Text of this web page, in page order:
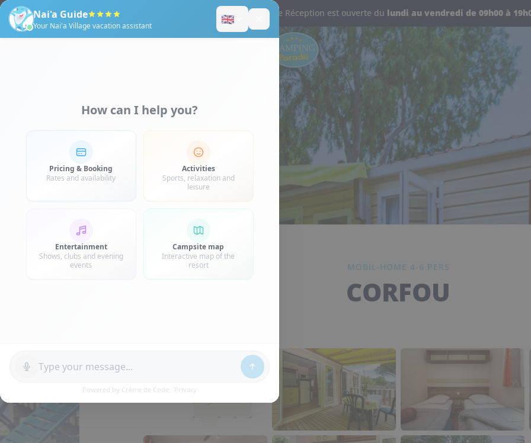
Tél :+33 (0)4 68 86 15 36 Juillet & Août : Votre Réception est ouverte du lundi au vendredi de 09h00 à
MOBIL-HOME 4-6 PERS
CORFOU